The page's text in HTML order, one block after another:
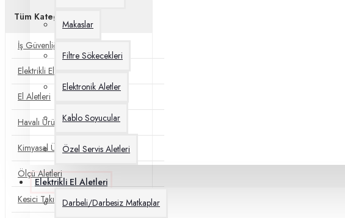
Makaslar
Filtre Sökecekleri
Elektronik Aletler
Kablo Soyucular
Özel Servis Aletleri
Elektrikli El Aletleri
Darbeli/Darbesiz Matkaplar
Tüm Kategoriler
İş Güvenliği
Elektrikli El Aletleri
El Aletleri
Havalı Ürünler
Kimyasal Ürünler
Ölçü Aletleri
Kesici Takımlar